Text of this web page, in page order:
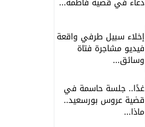
إخلاء سبيل طرفي واقعة
فيديو مشاجرة فتاة
وسائق...
غدًا.. جلسة حاسمة في
قضية عروس بورسعيد..
ماذا...